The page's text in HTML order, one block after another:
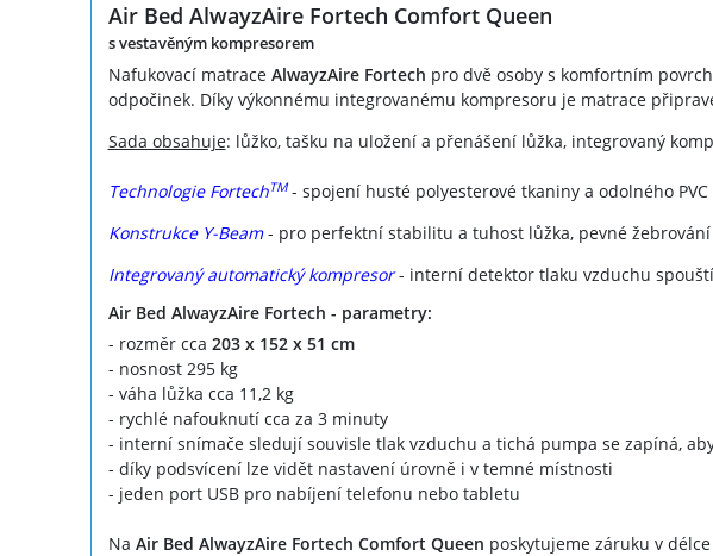
Air Bed AlwayzAire Fortech Comfort Queen
s vestavěným kompresorem
Nafukovací matrace AlwayzAire Fortech pro dvě osoby s komfortním
odpočinek. Díky výkonnému integrovanému kompresoru je matrace
Sada obsahuje: lůžko, tašku na uložení a přenášení lůžka, integrovaný
Technologie FortechTM- spojení husté polyesterové tkaniny a odolného
Konstrukce Y-Beam- pro perfektní stabilitu a tuhost lůžka, pevné
Integrovaný automatický kompresor- interní detektor tlaku vzduchu
Air Bed AlwayzAire Fortech - parametry:
- rozměr cca 203 x 152 x 51 cm
- nosnost 295 kg
- váha lůžka cca 11,2 kg
- rychlé nafouknutí cca za 3 minuty
- interní snímače sledují souvisle tlak vzduchu a tichá pumpa se zapíná,
- díky podsvícení lze vidět nastavení úrovně i v temné místnosti
- jeden port USB pro nabíjení telefonu nebo tabletu
Na Air Bed AlwayzAire Fortech Comfort Queen poskytujeme záruku v